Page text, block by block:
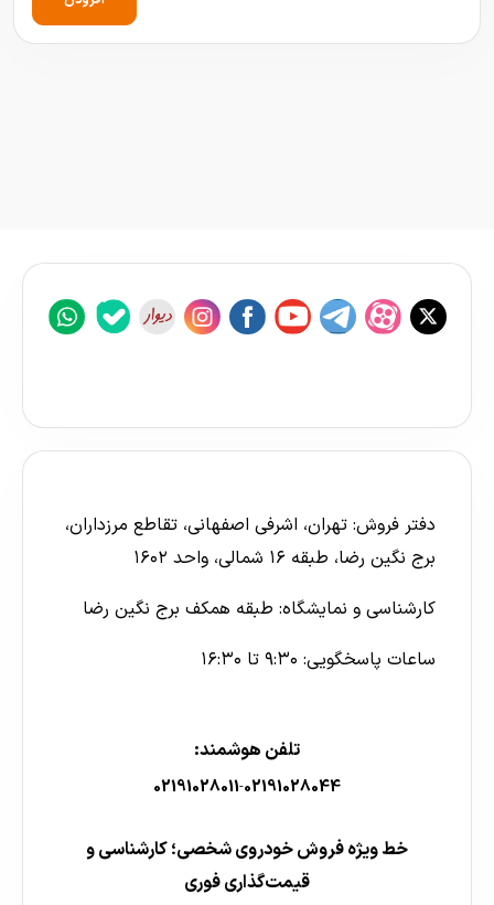
دفتر فروش: تهران، اشرفی اصفهانی، تقاطع مرزداران،
برج نگین رضا، طبقه ۱۶ شمالی، واحد ۱۶۰۲
کارشناسی و نمایشگاه: طبقه همکف برج نگین رضا
ساعات پاسخگویی: ۹:۳۰ تا ۱۶:۳۰
تلفن هوشمند:
02191028011-02191028044
خط ویژه فروش خودروی شخصی؛ کارشناسی و
قیمت‌گذاری فوری